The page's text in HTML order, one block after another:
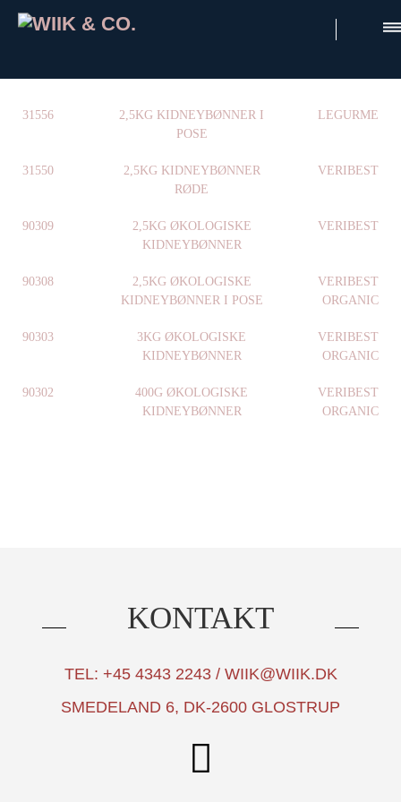
31556
2,5KG KIDNEYBØNNER I
POSE
LEGURME
31550
2,5KG KIDNEYBØNNER
RØDE
VERIBEST
90309
2,5KG ØKOLOGISKE
KIDNEYBØNNER
VERIBEST
90308
2,5KG ØKOLOGISKE
KIDNEYBØNNER I POSE
VERIBEST
ORGANIC
90303
3KG ØKOLOGISKE
KIDNEYBØNNER
VERIBEST
ORGANIC
90302
400G ØKOLOGISKE
KIDNEYBØNNER
VERIBEST
ORGANIC
KONTAKT
TEL: +45 4343 2243 / WIIK@WIIK.DK
SMEDELAND 6, DK-2600 GLOSTRUP